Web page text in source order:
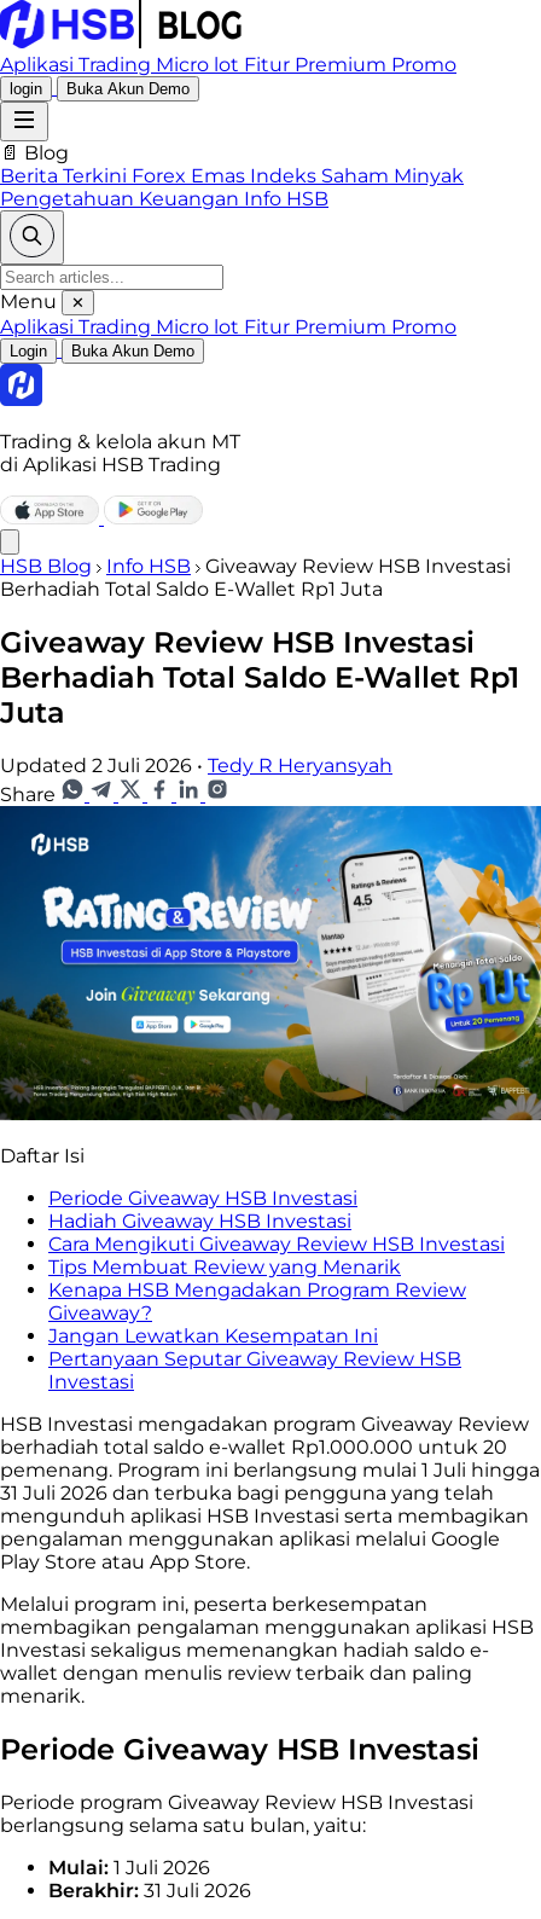
Aplikasi Trading Micro lot Fitur Premium Promo
login Buka Akun Demo
📄 Blog
Berita Terkini Forex Emas Indeks Saham Minyak
Pengetahuan Keuangan Info HSB
Menu ✕
Aplikasi Trading Micro lot Fitur Premium Promo
Login Buka Akun Demo
Trading & kelola akun MT
di Aplikasi HSB Trading
HSB Blog Info HSB
Giveaway Review HSB Investasi
Berhadiah Total Saldo E-Wallet Rp1 Juta
Giveaway Review HSB Investasi
Berhadiah Total Saldo E-Wallet Rp1
Juta
Updated 2 Juli 2026 • Tedy R Heryansyah
Share
Daftar Isi
Periode Giveaway HSB Investasi
Hadiah Giveaway HSB Investasi
Cara Mengikuti Giveaway Review HSB Investasi
Tips Membuat Review yang Menarik
Kenapa HSB Mengadakan Program Review
Giveaway?
Jangan Lewatkan Kesempatan Ini
Pertanyaan Seputar Giveaway Review HSB
Investasi
HSB Investasi mengadakan program Giveaway Review
berhadiah total saldo e-wallet Rp1.000.000 untuk 20
pemenang. Program ini berlangsung mulai 1 Juli hingga
31 Juli 2026 dan terbuka bagi pengguna yang telah
mengunduh aplikasi HSB Investasi serta membagikan
pengalaman menggunakan aplikasi melalui Google
Play Store atau App Store.
Melalui program ini, peserta berkesempatan
membagikan pengalaman menggunakan aplikasi HSB
Investasi sekaligus memenangkan hadiah saldo e-
wallet dengan menulis review terbaik dan paling
menarik.
Periode Giveaway HSB Investasi
Periode program Giveaway Review HSB Investasi
berlangsung selama satu bulan, yaitu:
Mulai: 1 Juli 2026
Berakhir: 31 Juli 2026